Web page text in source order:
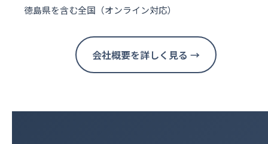
徳島県を含む全国（オンライン対応）
会社概要を詳しく見る →